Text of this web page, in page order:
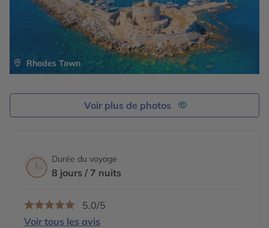
Rhodes Town
Voir plus de photos
Durée du voyage
8 jours / 7 nuits
5,0/5
Voir tous les avis